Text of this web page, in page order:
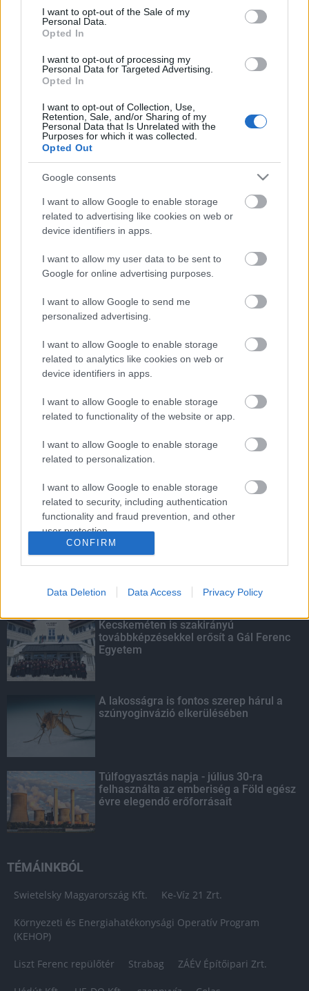
consent section.
I want to opt-out of the Sale of my
Personal Data.
Opted In
I want to opt-out of processing my
Personal Data for Targeted Advertising.
Opted In
I want to opt-out of Collection, Use,
Retention, Sale, and/or Sharing of my
Personal Data that Is Unrelated with the
Purposes for which it was collected.
Opted Out
Google consents
I want to allow Google to enable storage
related to advertising like cookies on web or
device identifiers in apps.
I want to allow my user data to be sent to
Google for online advertising purposes.
I want to allow Google to send me
personalized advertising.
I want to allow Google to enable storage
related to analytics like cookies on web or
device identifiers in apps.
I want to allow Google to enable storage
related to functionality of the website or app.
I want to allow Google to enable storage
related to personalization.
I want to allow Google to enable storage
related to security, including authentication
functionality and fraud prevention, and other
user protection.
CONFIRM
Data Deletion Data Access Privacy Policy
Túlfogyasztás napja - július 30-ra
felhasználta az emberiség a Föld egész
szeptemberig élvezhetjük
HIRDETÉS
HIRDETÉS
A hőségben is védik a növényzetet
Pakson
másodfokúra csökken a riasztás
Parfümöt és élelmiszert rejtett a
táskájába két lány Szekszárdon
KIEMELT
Kecskeméten is szakirányú
továbbképzésekkel erősít a Gál Ferenc
Egyetem
A lakosságra is fontos szerep hárul a
szúnyoginvázió elkerülésében
Túlfogyasztás napja - július 30-ra
felhasználta az emberiség a Föld egész
évre elegendő erőforrásait
TÉMÁINKBÓL
Swietelsky Magyarország Kft. Ke-Víz 21 Zrt.
Környezeti és Energiahatékonysági Operatív Program
(KEHOP)
Liszt Ferenc repülőtér Strabag ZÁÉV Építőipari Zrt.